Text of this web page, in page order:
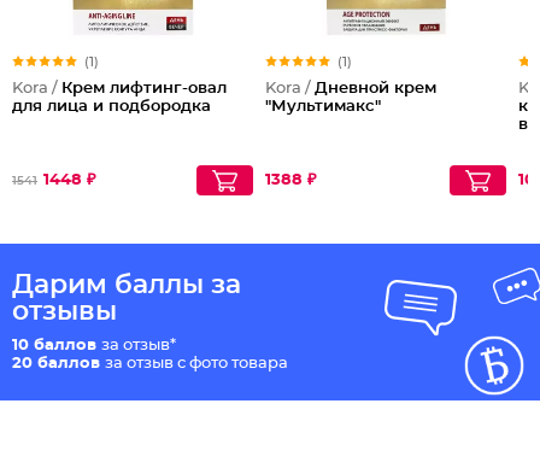
(1)
Kora / Крем лифтинг-овал
для лица и подбородка
1541 1448 ₽
(1)
Kora / Дневной крем
"Мультимакс"
1388 ₽
Дарим баллы за
отзывы
10 баллов за отзыв*
20 баллов за отзыв с фото товара